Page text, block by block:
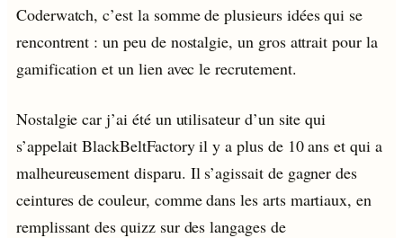
Coderwatch, c’est la somme de plusieurs idées qui se
rencontrent : un peu de nostalgie, un gros attrait pour la
gamification et un lien avec le recrutement.
Nostalgie car j’ai été un utilisateur d’un site qui
s’appelait BlackBeltFactory il y a plus de 10 ans et qui a
malheureusement disparu. Il s’agissait de gagner des
ceintures de couleur, comme dans les arts martiaux, en
remplissant des quizz sur des langages de